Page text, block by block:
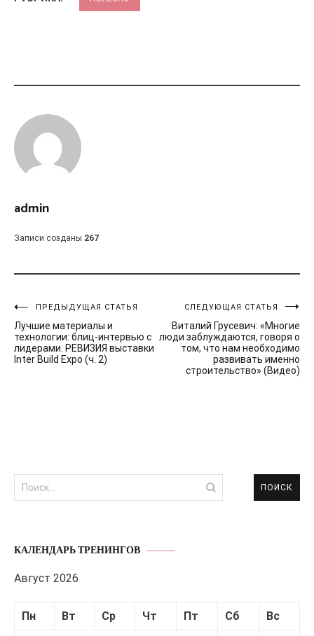
admin
Записи созданы 267
Навигация
по
записям
ПРЕДЫДУЩАЯ СТАТЬЯ
Лучшие материалы и
технологии: блиц-интервью с
лидерами. РЕВИЗИЯ выставки
Inter Build Expo (ч. 2)
СЛЕДУЮЩАЯ СТАТЬЯ
Виталий Грусевич: «Многие
люди заблуждаются, говоря о
том, что нам необходимо
развивать именно
строительство» (Видео)
Найти:
КАЛЕНДАРЬ ТРЕНИНГОВ
Август 2026
Пн Вт Ср Чт Пт Сб Вс